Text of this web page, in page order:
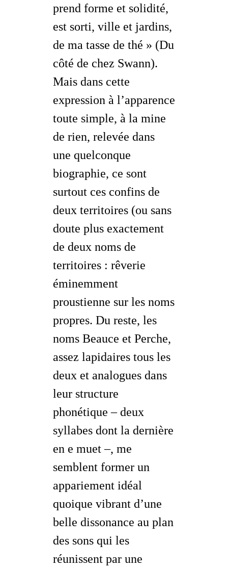
prend forme et solidité,
est sorti, ville et jardins,
de ma tasse de thé » (Du
côté de chez Swann).
Mais dans cette
expression à l’apparence
toute simple, à la mine
de rien, relevée dans
une quelconque
biographie, ce sont
surtout ces confins de
deux territoires (ou sans
doute plus exactement
de deux noms de
territoires : rêverie
éminemment
proustienne sur les noms
propres. Du reste, les
noms Beauce et Perche,
assez lapidaires tous les
deux et analogues dans
leur structure
phonétique – deux
syllabes dont la dernière
en e muet–, me
semblent former un
appariement idéal
quoique vibrant d’une
belle dissonance au plan
des sons qui les
réunissent par une